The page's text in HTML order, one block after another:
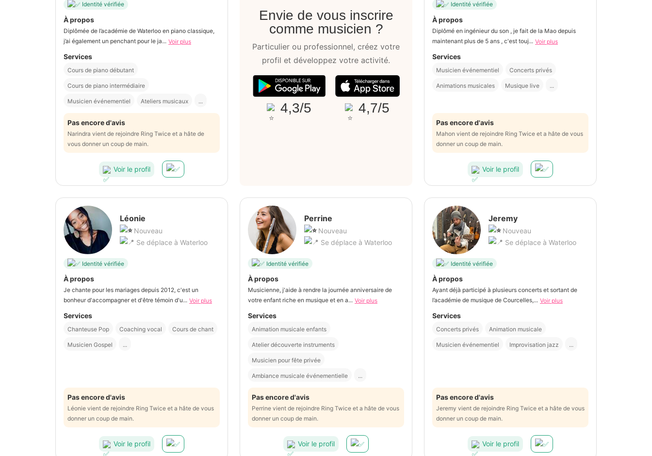
Identité vérifiée
À propos
Diplômée de l’académie de Waterloo en piano classique,
j’ai également un penchant pour le ja... Voir plus
Services
Cours de piano débutant
Cours de piano intermédiaire
Musicien événementiel Ateliers musicaux ...
Pas encore d'avis
Narindra vient de rejoindre Ring Twice et a hâte de
vous donner un coup de main.
Voir le profil
Envie de vous inscrire
comme musicien ?
Particulier ou professionnel, créez votre
profil et développez votre activité.
4,3/5 4,7/5
Identité vérifiée
À propos
Diplômé en ingénieur du son , je fait de la Mao depuis
maintenant plus de 5 ans , c'est touj... Voir plus
Services
Musicien événementiel Concerts privés
Animations musicales Musique live ...
Pas encore d'avis
Mahon vient de rejoindre Ring Twice et a hâte de vous
donner un coup de main.
Voir le profil
Léonie
Nouveau
Se déplace à Waterloo
Identité vérifiée
À propos
Je chante pour les mariages depuis 2012, c'est un
bonheur d'accompagner et d'être témoin d'u... Voir plus
Services
Chanteuse Pop Coaching vocal Cours de chant
Musicien Gospel ...
Pas encore d'avis
Léonie vient de rejoindre Ring Twice et a hâte de vous
donner un coup de main.
Voir le profil
Perrine
Nouveau
Se déplace à Waterloo
Identité vérifiée
À propos
Musicienne, j'aide à rendre la journée anniversaire de
votre enfant riche en musique et en a... Voir plus
Services
Animation musicale enfants
Atelier découverte instruments
Musicien pour fête privée
Ambiance musicale événementielle ...
Pas encore d'avis
Perrine vient de rejoindre Ring Twice et a hâte de vous
donner un coup de main.
Voir le profil
Jeremy
Nouveau
Se déplace à Waterloo
Identité vérifiée
À propos
Ayant déjà participé à plusieurs concerts et sortant de
l’académie de musique de Courcelles,... Voir plus
Services
Concerts privés Animation musicale
Musicien événementiel Improvisation jazz ...
Pas encore d'avis
Jeremy vient de rejoindre Ring Twice et a hâte de vous
donner un coup de main.
Voir le profil